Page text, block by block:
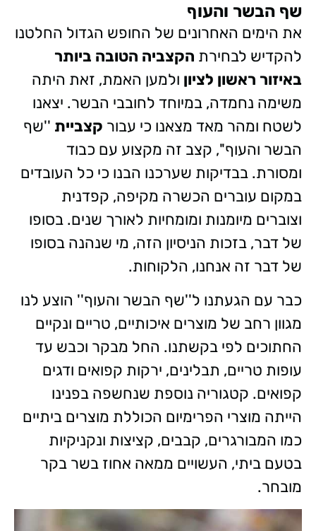
שף הבשר והעוף
את הימים האחרונים של החופש הגדול החלטנו
להקדיש לבחירת הקצביה הטובה ביותר
באיזור ראשון לציון ולמען האמת, זאת היתה
משימה נחמדה, במיוחד לחובבי הבשר. יצאנו
לשטח ומהר מאד מצאנו כי עבור קצביית ''שף
הבשר והעוף'', קצב זה מקצוע עם כבוד
ומסורת. בבדיקות שערכנו הבנו כי כל העובדים
במקום עוברים הכשרה מקיפה, קפדנית
וצוברים מיומנות ומומחיות לאורך שנים. בסופו
של דבר, בזכות הניסיון הזה, מי שנהנה בסופו
של דבר זה אנחנו, הלקוחות.
כבר עם הגעתנו ל''שף הבשר והעוף'' הוצע לנו
מגוון רחב של מוצרים איכותיים, טריים ונקיים
החתוכים לפי בקשתנו. החל מבקר וכבש עד
עופות טריים, תבלינים, ירקות קפואים ודגים
קפואים. קטגוריה נוספת שנחשפה בפנינו
הייתה מוצרי הפרימיום הכוללת מוצרים ביתיים
כמו המבורגרים, קבבים, קציצות ונקניקיות
בטעם ביתי, העשויים ממאה אחוז בשר בקר
מובחר.